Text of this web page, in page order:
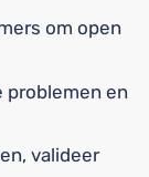
om open
problemen en
valideer